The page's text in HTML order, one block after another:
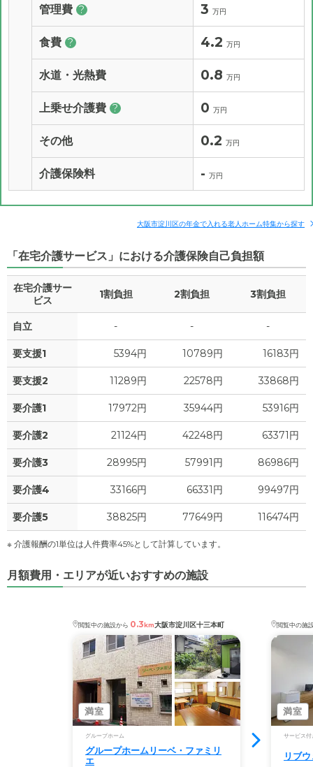
管理費 ? 3 万円
食費 ? 4.2 万円
水道・光熱費 0.8 万円
上乗せ介護費 ? 0 万円
その他 0.2 万円
介護保険料 - 万円
大阪市淀川区の年金で入れる老人ホーム特集から探す
「在宅介護サービス」における介護保険自己負担額
在宅介護サー
ビス
1割負担 2割負担 3割負担
自立 - - -
要支援1 5394円 10789円 16183円
要支援2 11289円 22578円 33868円
要介護1 17972円 35944円 53916円
要介護2 21124円 42248円 63371円
要介護3 28995円 57991円 86986円
要介護4 33166円 66331円 99497円
要介護5 38825円 77649円 116474円
※ 介護報酬の1単位は人件費率45%として計算しています。
月額費用・エリアが近いおすすめの施設
閲覧中の施設から 0.3km大阪市淀川区十三本町
満室
グループホーム
グループホームリーベ・ファミリ
エ
閲覧中の施
満室
サービス付
リブ